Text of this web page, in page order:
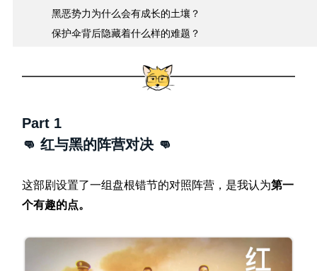
黑恶势力为什么会有成长的土壤？
保护伞背后隐藏着什么样的难题？
Part 1
👊 红与黑的阵营对决 👊
这部剧设置了一组盘根错节的对照阵营，是我认为第一
个有趣的点。